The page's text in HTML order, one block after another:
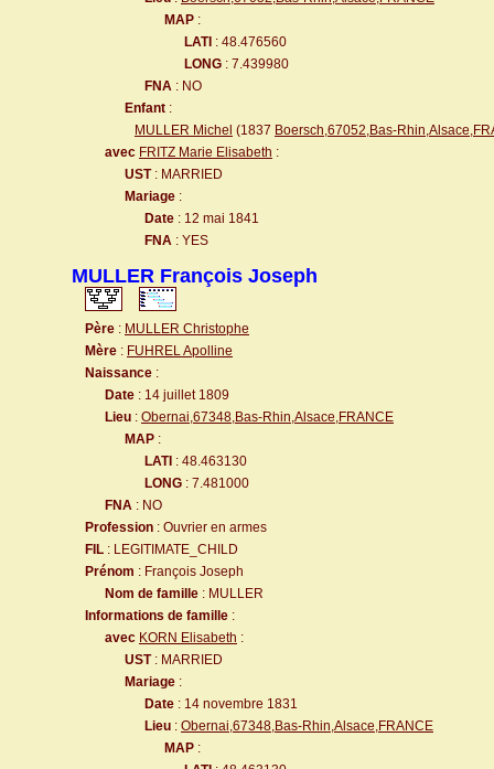
MAP :
LATI : 48.476560
LONG : 7.439980
FNA : NO
Enfant :
MULLER Michel (1837 Boersch,67052,Bas-
avec FRITZ Marie Elisabeth :
UST: MARRIED
Mariage :
Date : 12 mai 1841
FNA : YES
MULLER François Joseph
Père : MULLER Christophe
Mère : FUHREL Apolline
Naissance :
Date : 14 juillet 1809
Lieu : Obernai,67348,Bas-Rhin,Alsace,FRANCE
MAP :
LATI : 48.463130
LONG : 7.481000
FNA : NO
Profession : Ouvrier en armes
FIL : LEGITIMATE_CHILD
Prénom : François Joseph
Nom de famille : MULLER
Informations de famille :
avec KORN Elisabeth :
UST: MARRIED
Mariage :
Date : 14 novembre 1831
Lieu : Obernai,67348,Bas-Rhin,Alsace,FRANCE
MAP :